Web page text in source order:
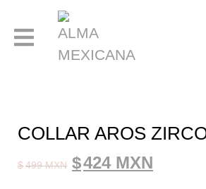
ABOUT
ARRACADAS
GRABADO C
GRABADO D
COLLAR AROS
$499 MXN Original
$424 MXN